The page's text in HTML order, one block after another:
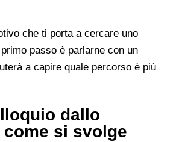
che ti porta a cercare uno
passo è parlarne con un
a capire quale percorso è più
dallo
si svolge